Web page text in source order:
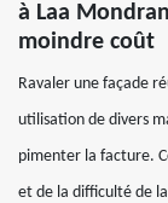
à Laa
moindre coût
Ravaler une façade
utilisation de divers
pimenter la facture.
et de la difficulté de la